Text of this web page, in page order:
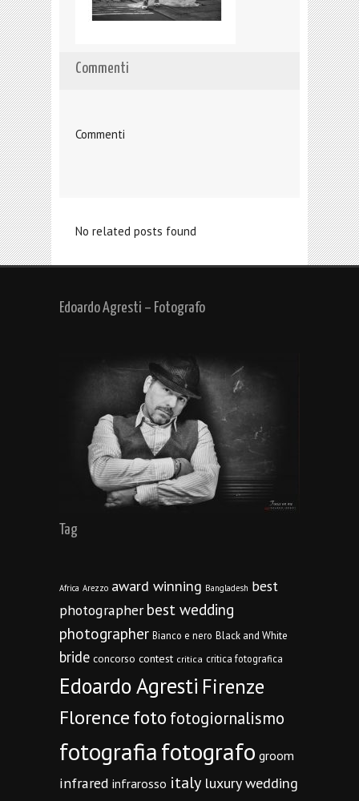
Commenti
Commenti
No related posts found
Edoardo Agresti – Fotografo
Tag
Africa Arezzo award winning Bangladesh best
photographer best wedding
photographer Bianco e nero Black and White
bride concorso contest critica critica fotografica
Edoardo Agresti Firenze
Florencefoto fotogiornalismo
fotografiafotografo groom
infrared infrarosso italy luxury wedding